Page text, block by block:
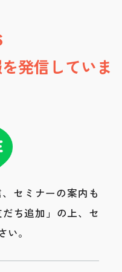
発信していま
セミナーの案内も
ち追加」の上、セ
。